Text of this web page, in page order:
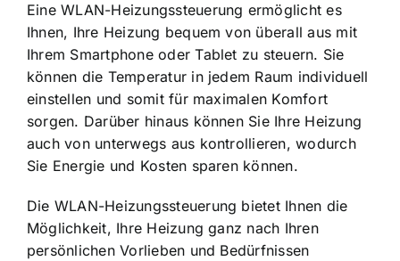
Eine WLAN-Heizungssteuerung ermöglicht es
Ihnen, Ihre Heizung bequem von überall aus mit
Ihrem Smartphone oder Tablet zu steuern. Sie
können die Temperatur in jedem Raum individuell
einstellen und somit für maximalen Komfort
sorgen. Darüber hinaus können Sie Ihre Heizung
auch von unterwegs aus kontrollieren, wodurch
Sie Energie und Kosten sparen können.
Die WLAN-Heizungssteuerung bietet Ihnen die
Möglichkeit, Ihre Heizung ganz nach Ihren
persönlichen Vorlieben und Bedürfnissen